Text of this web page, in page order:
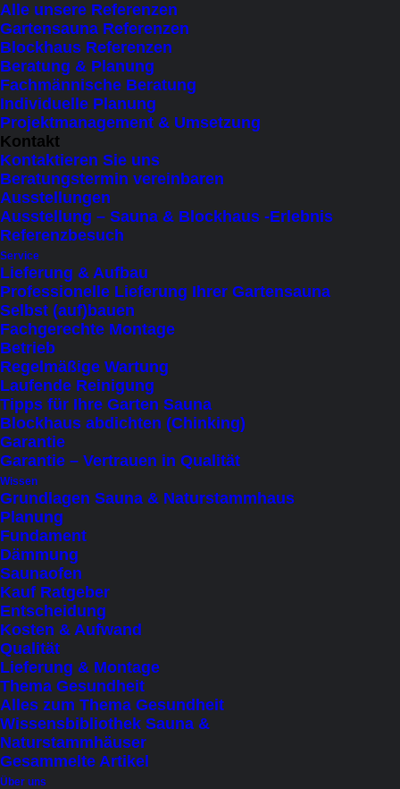
Alle unsere Referenzen
Gartensauna Referenzen
Blockhaus Referenzen
Beratung & Planung
Fachmännische Beratung
Individuelle Planung
Projektmanagement & Umsetzung
Kontakt
Kontaktieren Sie uns
Beratungstermin vereinbaren
Ausstellungen
Ausstellung – Sauna & Blockhaus -Erlebnis
Referenzbesuch
Service
Lieferung & Aufbau
Professionelle Lieferung Ihrer Gartensauna
Selbst (auf)bauen
Fachgerechte Montage
Betrieb
Regelmäßige Wartung
Laufende Reinigung
Tipps für Ihre Garten Sauna
Blockhaus abdichten (Chinking)
Garantie
Garantie – Vertrauen in Qualität
Wissen
Grundlagen Sauna & Naturstammhaus
Planung
Fundament
Dämmung
Saunaofen
Kauf Ratgeber
Entscheidung
Kosten & Aufwand
Qualität
Lieferung & Montage
Thema Gesundheit
Alles zum Thema Gesundheit
Wissensbibliothek Sauna &
Naturstammhäuser
Gesammelte Artikel
Über uns
zzgl. Lieferkosten
Lieferzeit: 2 - 3 Werktage
Leistung
Farbe
Harvia
Cilindro
Elektrosaunaofen,
externe
Steuerung
Menge
In den Warenkorb
Haben Sie Fragen?
Die vielseitigste Säulenofen-Familie – Harvia
Cilindro bietet kraftvolle Wärme, elegantes
Design und harmonische Integration in jede
Sauna.
Beste Beratung mit der Erfahrung aus vielen
Projekten
Persönliches Service vom Profi
Lieferung & Widerruf
Harvia Cilindro mit
externer Steuerung –